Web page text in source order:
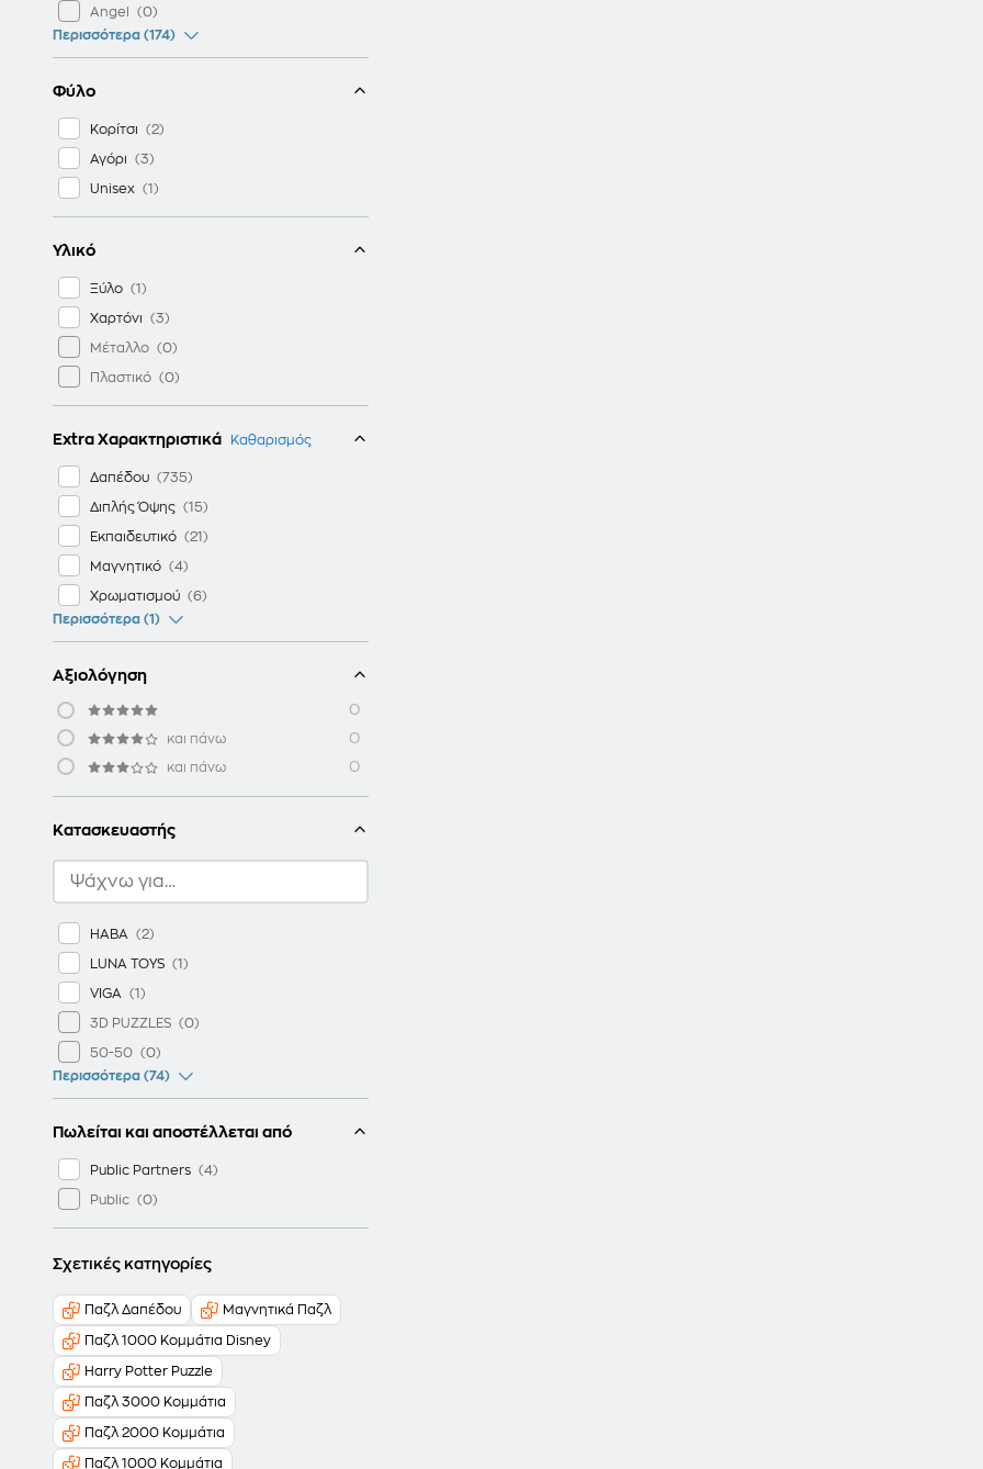
Angel
Περισσότερα (174)
Φύλο
Κορίτσι
Αγόρι
Unisex
Υλικό
Ξύλο
Χαρτόνι
Μέταλλο
Πλαστικό
Extra Χαρακτηριστικά Καθαρισμός
Δαπέδου
Διπλής Όψης
Εκπαιδευτικό
Μαγνητικό
Χρωματισμού
Περισσότερα (1)
Αξιολόγηση
0
και πάνω 0
και πάνω 0
Κατασκευαστής
HABA
LUNA TOYS
VIGA
3D PUZZLES
50-50
Περισσότερα (74)
Πωλείται και αποστέλλεται από
Public Partners
Public
Σχετικές κατηγορίες
Παζλ Δαπέδου Μαγνητικά Παζλ
Παζλ 1000 Κομμάτια Disney
Harry Potter Puzzle
Παζλ 3000 Κομμάτια
Παζλ 2000 Κομμάτια
Παζλ 1000 Κομμάτια